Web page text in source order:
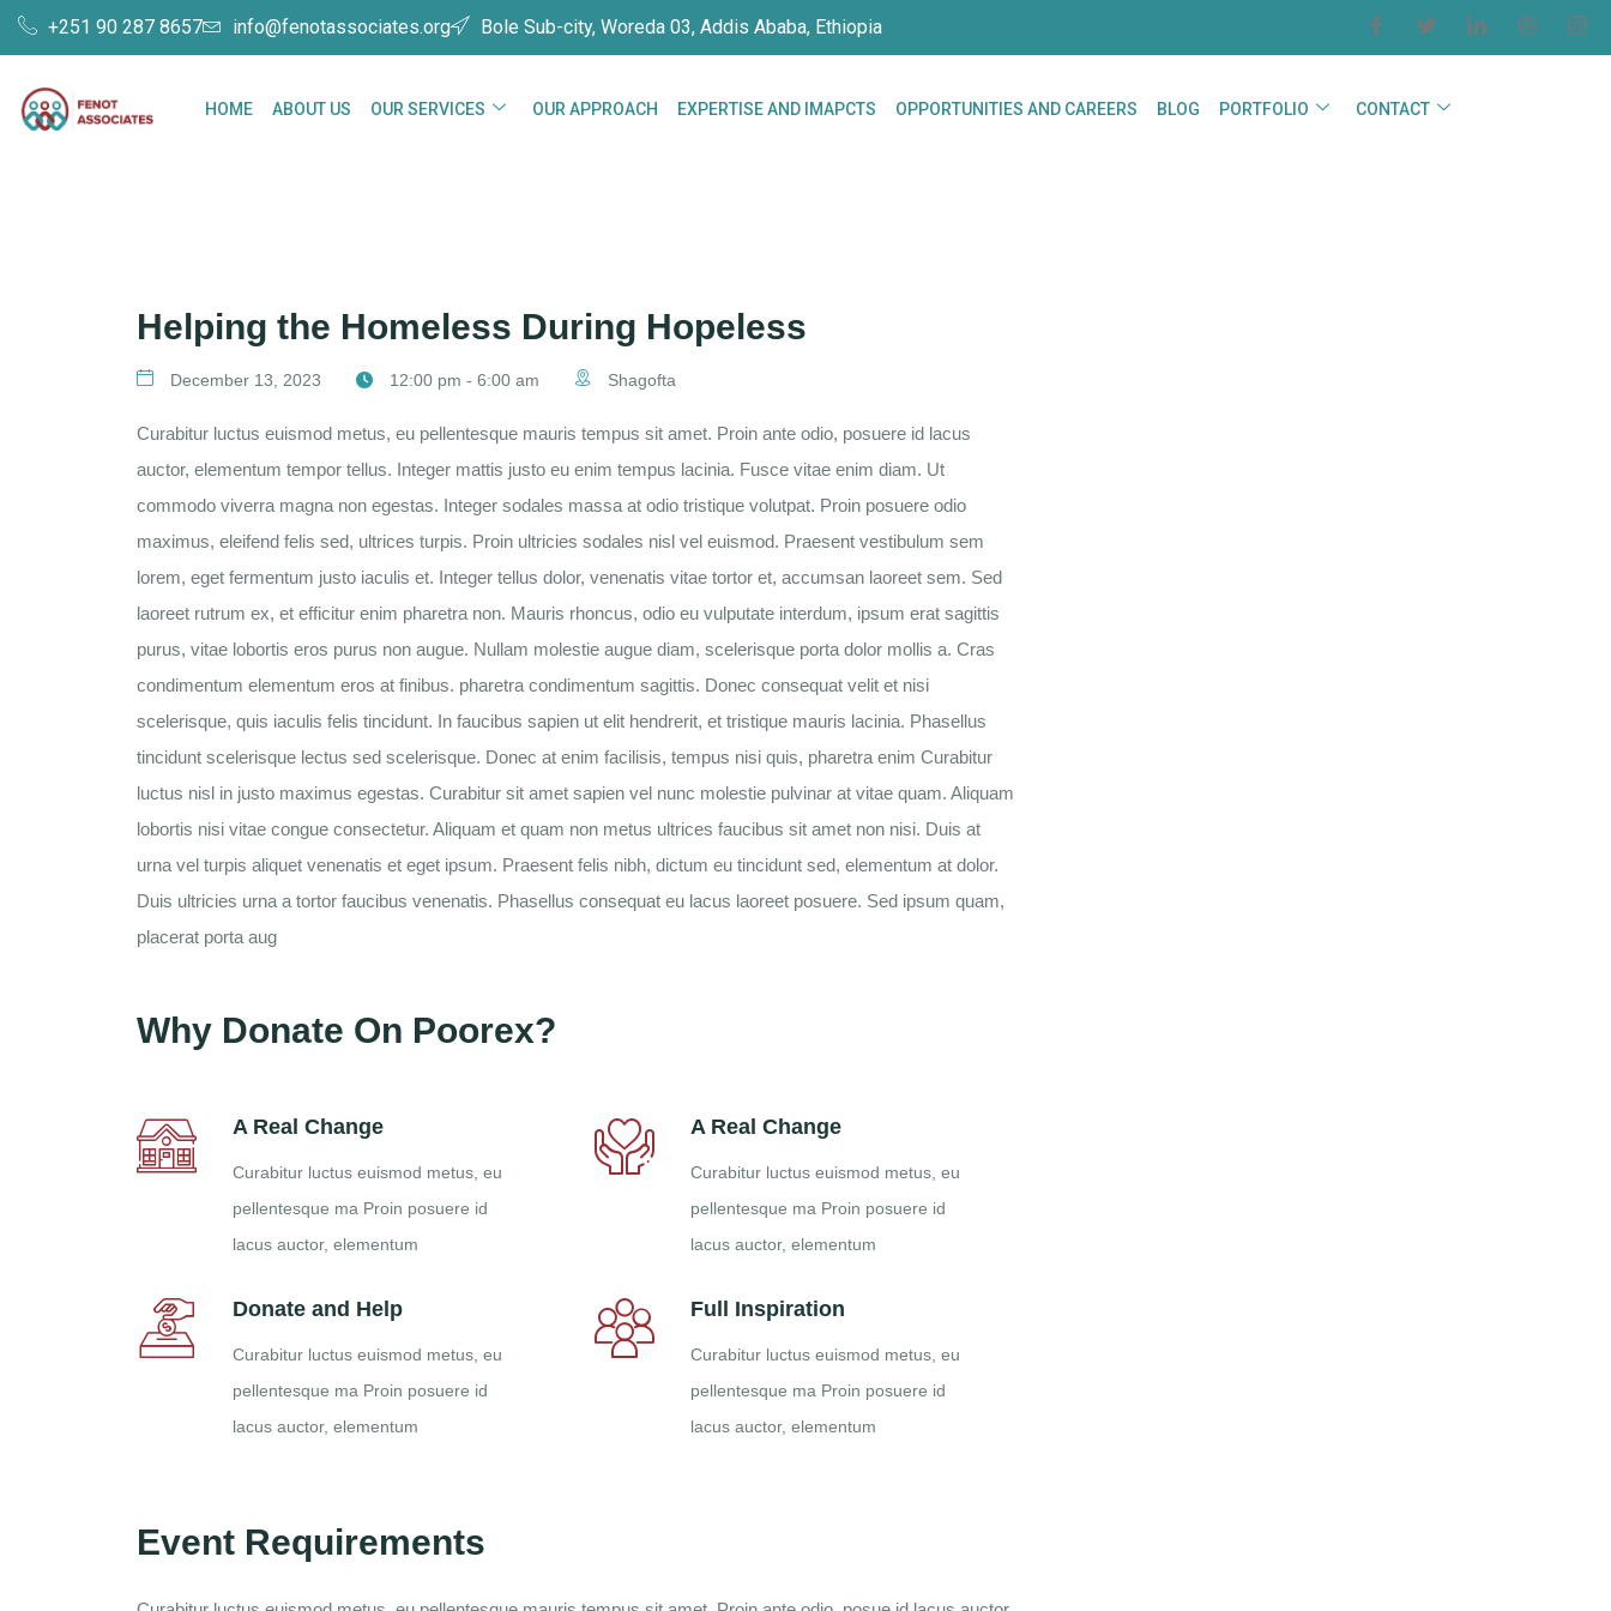
+251 90 287 8657 info@fenotassociates.org Bole Sub-city, Woreda 03, Addis Ababa, Ethiopia
HOME ABOUT US OUR SERVICES OUR APPROACH EXPERTISE AND IMAPCTS OPPORTUNITIES AND CAREERS BLOG PORTFOLIO CONTACT
Helping the Homeless During Hopeless
December 13, 2023 12:00 pm - 6:00 am Shagofta
Curabitur luctus euismod metus, eu pellentesque mauris tempus sit amet. Proin ante odio, posuere id lacus
auctor, elementum tempor tellus. Integer mattis justo eu enim tempus lacinia. Fusce vitae enim diam. Ut
commodo viverra magna non egestas. Integer sodales massa at odio tristique volutpat. Proin posuere odio
maximus, eleifend felis sed, ultrices turpis. Proin ultricies sodales nisl vel euismod. Praesent vestibulum sem
lorem, eget fermentum justo iaculis et. Integer tellus dolor, venenatis vitae tortor et, accumsan laoreet sem. Sed
laoreet rutrum ex, et efficitur enim pharetra non. Mauris rhoncus, odio eu vulputate interdum, ipsum erat sagittis
purus, vitae lobortis eros purus non augue. Nullam molestie augue diam, scelerisque porta dolor mollis a. Cras
condimentum elementum eros at finibus. pharetra condimentum sagittis. Donec consequat velit et nisi
scelerisque, quis iaculis felis tincidunt. In faucibus sapien ut elit hendrerit, et tristique mauris lacinia. Phasellus
tincidunt scelerisque lectus sed scelerisque. Donec at enim facilisis, tempus nisi quis, pharetra enim Curabitur
luctus nisl in justo maximus egestas. Curabitur sit amet sapien vel nunc molestie pulvinar at vitae quam. Aliquam
lobortis nisi vitae congue consectetur. Aliquam et quam non metus ultrices faucibus sit amet non nisi. Duis at
urna vel turpis aliquet venenatis et eget ipsum. Praesent felis nibh, dictum eu tincidunt sed, elementum at dolor.
Duis ultricies urna a tortor faucibus venenatis. Phasellus consequat eu lacus laoreet posuere. Sed ipsum quam,
placerat porta aug
Why Donate On Poorex?
A Real Change
Curabitur luctus euismod metus, eu
pellentesque ma Proin posuere id
lacus auctor, elementum
A Real Change
Curabitur luctus euismod metus, eu
pellentesque ma Proin posuere id
lacus auctor, elementum
Donate and Help
Curabitur luctus euismod metus, eu
pellentesque ma Proin posuere id
lacus auctor, elementum
Full Inspiration
Curabitur luctus euismod metus, eu
pellentesque ma Proin posuere id
lacus auctor, elementum
Event Requirements